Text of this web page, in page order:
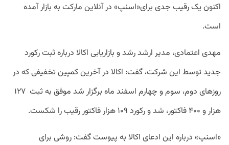
اکنون یک رقیب جدی برای«اسنپ» در آنلاین مارکت به بازار آمده
است.
مهدی اعتمادی، مدیر ارشد رشد و بازاریابی اکالا درباره ثبت رکورد
جدید توسط این شرکت، گفت: اکالا در آخرین کمپین تخفیفی که در
روزهای دوم، سوم و چهارم اسفند ماه برگزار شد موفق به ثبت ۱۲۷
هزار و ۴۰۰ فاکتور، شد و رکورد ۱۰۹ هزار فاکتور رقیب را شکست.
«اسنپ» درباره این ادعای اکالا به پیوست گفت: روشی برای